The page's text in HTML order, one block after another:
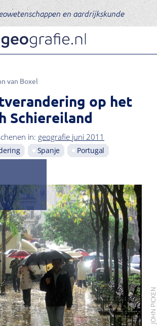
en aardrijkskunde
van Boxel
op het
Schiereiland
in: geografie juni 2011
Spanje Portugal
FOTO: JOHN PICKEN